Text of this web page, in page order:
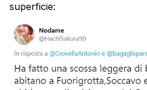
superficie: